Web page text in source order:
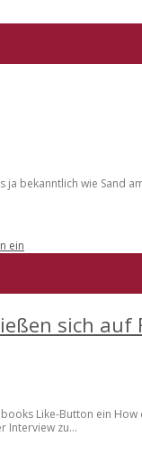
bekanntlich wie
sich auf
Like-Button ein
Interview zu...